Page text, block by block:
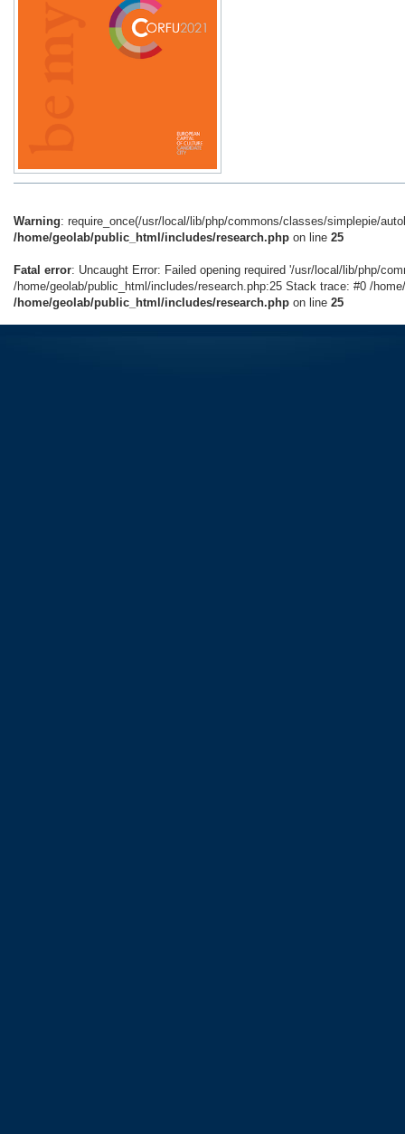
Warning: require_once(/usr/local/lib/php/commons/classes/simplepie/
/home/geolab/public_html/includes/research.php on line 25
Fatal error: Uncaught Error: Failed opening required '/usr/local/lib/php/
/home/geolab/public_html/includes/research.php:25 Stack trace: #0 /
/home/geolab/public_html/includes/research.php on line 25